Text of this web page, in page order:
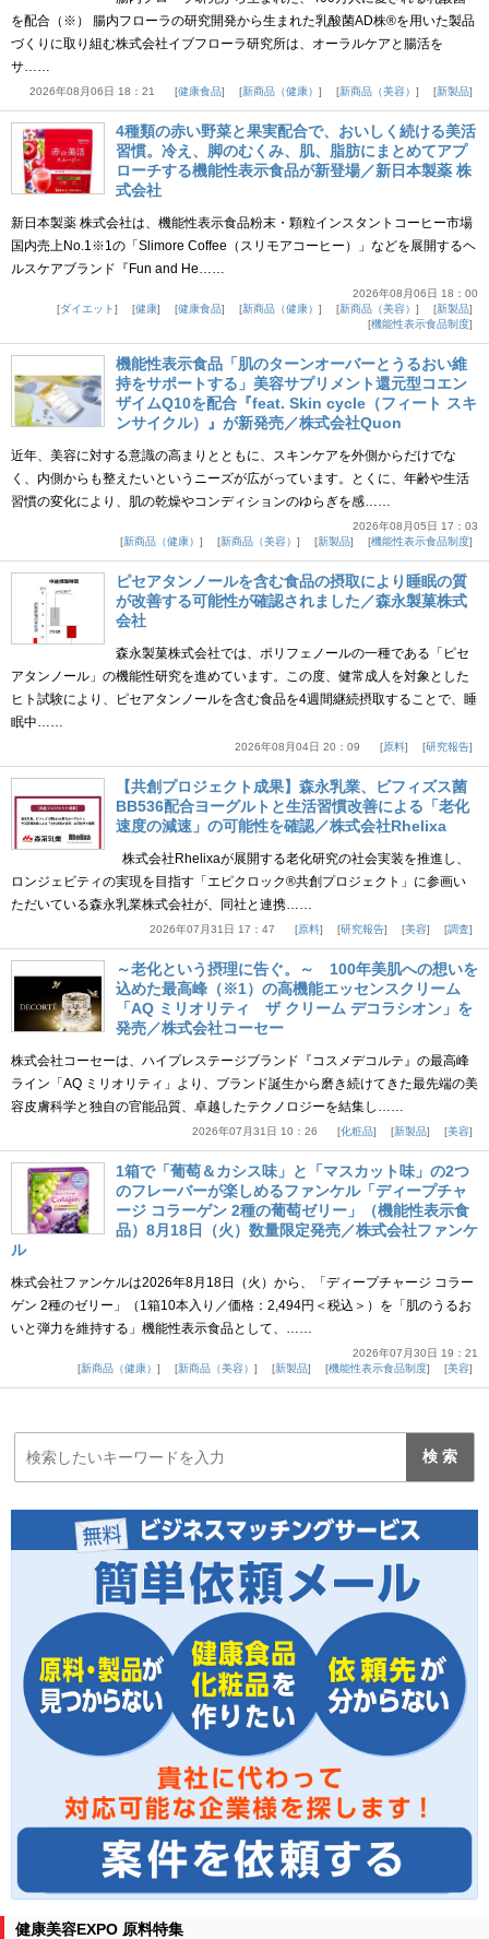
を配合（※） 腸内フローラの研究開発から生まれた乳酸菌AD株®を用いた製品
づくりに取り組む株式会社イブフローラ研究所は、オーラルケアと腸活を
サ……
2026年08月06日 18：21 健康食品 新商品（健康） 新商品（美容） 新製品
4種類の赤い野菜と果実配合で、おいしく続ける美活
習慣。冷え、脚のむくみ、肌、脂肪にまとめてアプ
ローチする機能性表示食品が新登場／新日本製薬 株
式会社
新日本製薬 株式会社は、機能性表示食品粉末・顆粒インスタントコーヒー市場
国内売上No.1※1の「Slimore Coffee（スリモアコーヒー）」などを展開するヘ
ルスケアブランド『Fun and He……
2026年08月06日 18：00
ダイエット
健康 健康食品 新商品（健康） 新商品（美容）
新製品
機能性表示食品制度
機能性表示食品「肌のターンオーバーとうるおい維
持をサポートする」美容サプリメント還元型コエン
ザイムQ10を配合『feat. Skin cycle（フィート スキ
ンサイクル）』が新発売／株式会社Quon
近年、美容に対する意識の高まりとともに、スキンケアを外側からだけでな
く、内側からも整えたいというニーズが広がっています。とくに、年齢や生活
習慣の変化により、肌の乾燥やコンディションのゆらぎを感……
2026年08月05日 17：03
新商品（健康）
新商品（美容） 新製品 機能性表示食品制度
ピセアタンノールを含む食品の摂取により睡眠の質
が改善する可能性が確認されました／森永製菓株式
会社
森永製菓株式会社では、ポリフェノールの一種である「ピセ
アタンノール」の機能性研究を進めています。この度、健常成人を対象とした
ヒト試験により、ピセアタンノールを含む食品を4週間継続摂取することで、睡
眠中……
2026年08月04日 20：09 原料 研究報告
【共創プロジェクト成果】森永乳業、ビフィズス菌
BB536配合ヨーグルトと生活習慣改善による「老化
速度の減速」の可能性を確認／株式会社Rhelixa
株式会社Rhelixaが展開する老化研究の社会実装を推進し、
ロンジェビティの実現を目指す「エピクロック®共創プロジェクト」に参画い
ただいている森永乳業株式会社が、同社と連携……
2026年07月31日 17：47 原料 研究報告 美容 調査
～老化という摂理に告ぐ。～ 100年美肌への想いを
込めた最高峰（※1）の高機能エッセンスクリーム
「AQ ミリオリティ ザ クリーム デコラシオン」を
発売／株式会社コーセー
株式会社コーセーは、ハイプレステージブランド『コスメデコルテ』の最高峰
ライン「AQ ミリオリティ」より、ブランド誕生から磨き続けてきた最先端の美
容皮膚科学と独自の官能品質、卓越したテクノロジーを結集し……
2026年07月31日 10：26 化粧品 新製品 美容
1箱で「葡萄＆カシス味」と「マスカット味」の2つ
のフレーバーが楽しめるファンケル「ディープチャ
ージ コラーゲン 2種の葡萄ゼリー」（機能性表示食
品）8月18日（火）数量限定発売／株式会社ファンケ
ル
株式会社ファンケルは2026年8月18日（火）から、「ディープチャージ コラー
ゲン 2種のゼリー」（1箱10本入り／価格：2,494円＜税込＞）を「肌のうるお
いと弾力を維持する」機能性表示食品として、……
2026年07月30日 19：21
新商品（健康）
新商品（美容） 新製品 機能性表示食品制度 美容
健康美容EXPO 原料特集